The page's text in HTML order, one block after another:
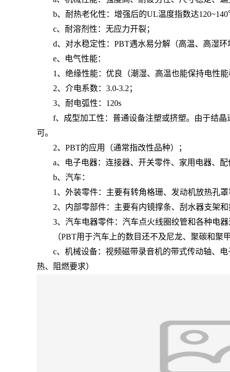
b、耐热老化性：增强后的UL温度指数达
c、耐溶剂性：无应力开裂；
d、对水稳定性：PBT遇水易分解（高温、高湿环
e、电气性能：
1、绝缘性能：优良（潮湿、高温也能保持电性能
2、介电系数：3.0-3.2；
3、耐电弧性：120s
f、成型加工性：普通设备注塑或挤塑。由于结晶
可。
2、PBT的应用（通常指改性品种）；
a、电子电器：连接器、开关零件、家用电器、配
b、汽车：
1、外装零件：主要有转角格珊、发动机放热孔罩
2、内部零部件：主要有内镜撑条、刮水器支架和
3、汽车电器零件：汽车点火线圈绞管和各种电器
（PBT用于汽车上的数目还不及尼龙、聚碳和聚甲
c、机械设备：视频磁带录音机的带式传动轴、电
热、阻燃要求）